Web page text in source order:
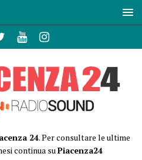
24. Per consultare le ultime
continua suPiacenza24